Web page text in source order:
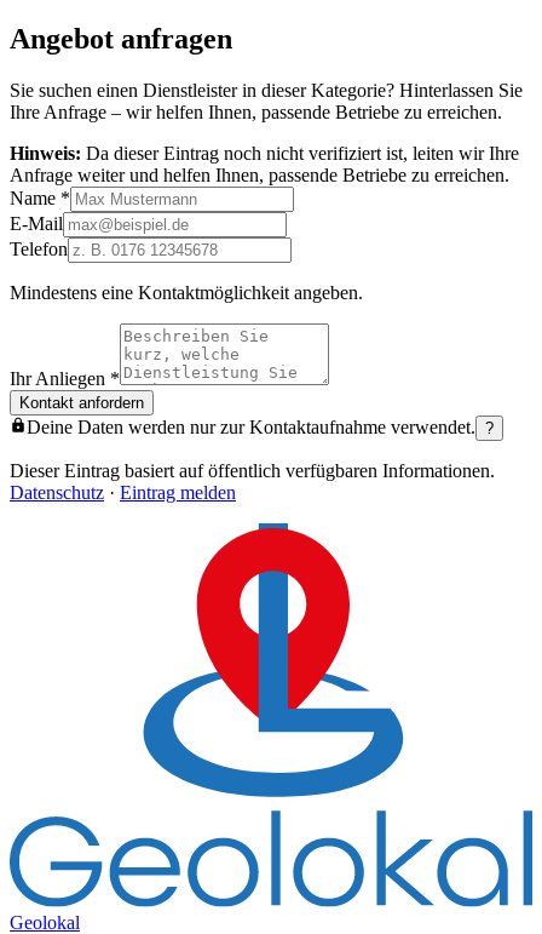
Angebot anfragen
Sie suchen einen Dienstleister in dieser Kategorie? Hinterlassen Sie
Ihre Anfrage – wir helfen Ihnen, passende Betriebe zu erreichen.
Hinweis: Da dieser Eintrag noch nicht verifiziert ist, leiten wir Ihre
Anfrage weiter und helfen Ihnen, passende Betriebe zu erreichen.
Name *
E-Mail
Telefon
Mindestens eine Kontaktmöglichkeit angeben.
Ihr Anliegen *
Kontakt anfordern
Deine Daten werden nur zur Kontaktaufnahme verwendet. ?
Dieser Eintrag basiert auf öffentlich verfügbaren Informationen.
Datenschutz · Eintrag melden
Geolokal